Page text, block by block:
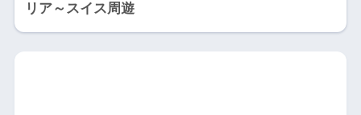
リア～スイス周遊